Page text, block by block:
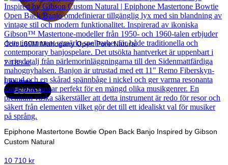
Cort L60M Mahogany Open Pore Natural
2 188kr
Läs mer
Epiphone
Epiphone Mastertone Bowtie Open Back Banjo Inspired by Gibson
Custom Natural
10 710 kr